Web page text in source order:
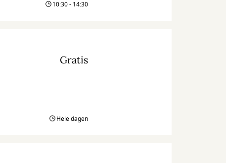
10:30 - 14:30
Gratis
Hele dagen